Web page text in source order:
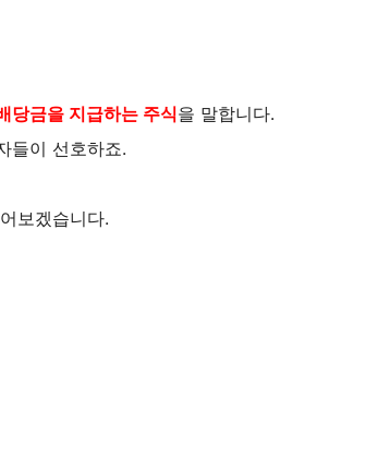
당금을 지급하는 주식을 말합니다.
들이 선호하죠.
보겠습니다.